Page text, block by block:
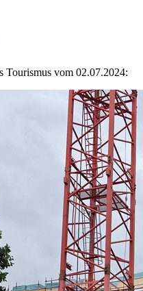
Tourismus vom 02.07.2024: